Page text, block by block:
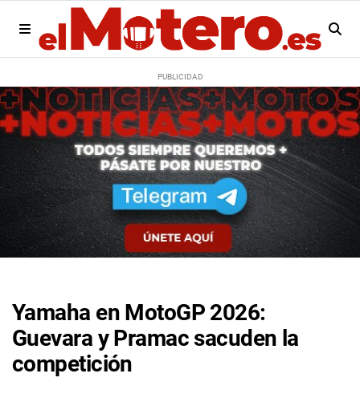
Yamaha en MotoGP 2026:
Guevara y Pramac sacuden la
competición